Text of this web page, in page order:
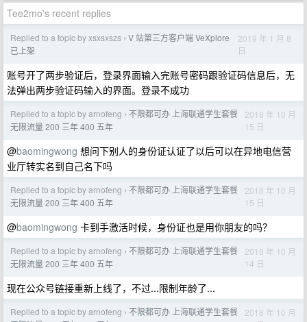
Tee2mo's recent replies
Replied to a topic by xsxsxszs › V 站第三方客户端 VeXplore
已上架
2019 年 1 月 8
日
账号开了两步验证后，登录界面输入完账号密码跟验证码信息后，无
法弹出两步验证码输入的界面。登录不成功
Replied to a topic by arnofeng › 不限都可办 上海联通学生套餐
无限流量 200 三年 400 五年
2018 年 10 月
15 日
@baomingwong 想问下别人的身份证认证了以后可以在异地电信营
业厅转实名到自己名下吗
Replied to a topic by arnofeng › 不限都可办 上海联通学生套餐
无限流量 200 三年 400 五年
2018 年 10 月
15 日
@baomingwong 卡到手激活时候，身份证也是用你朋友的吗？
Replied to a topic by arnofeng › 不限都可办 上海联通学生套餐
无限流量 200 三年 400 五年
2018 年 10 月
14 日
现在公众号链接重新上线了，不过...限制年龄了...
Replied to a topic by arnofeng › 不限都可办 上海联通学生套餐
2018 年 10 月